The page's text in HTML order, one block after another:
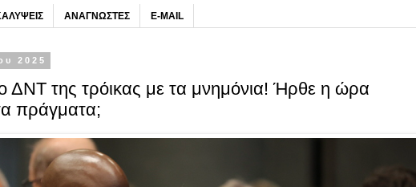
ΑΝΑΓΝΩΣΤΕΣ E-MAIL
2025
ΔNT της τρόικας με τα μνημόνια! Ήρθε η ώρα
πράγματα;